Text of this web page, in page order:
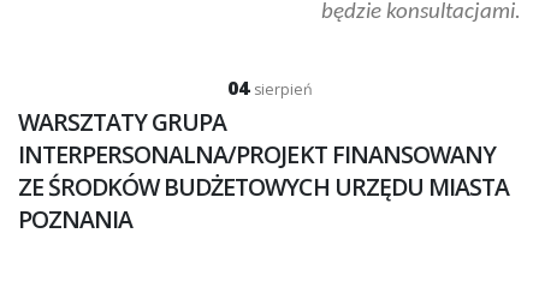
będzie konsultacjami.
04 sierpień
WARSZTATY GRUPA
INTERPERSONALNA/PROJEKT FINANSOWANY
ZE ŚRODKÓW BUDŻETOWYCH URZĘDU MIASTA
POZNANIA